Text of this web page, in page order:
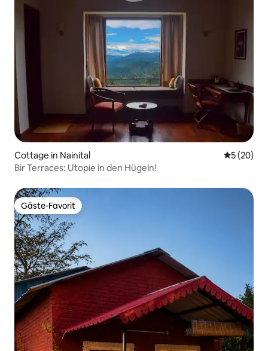
Cottage in Nainital
5 (20)
Bir Terraces: Utopie in den Hügeln!
Gäste-Favorit
Gäste-Favorit